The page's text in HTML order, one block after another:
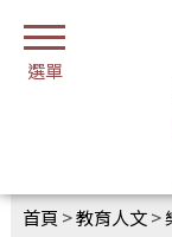
首頁 >教育人文>